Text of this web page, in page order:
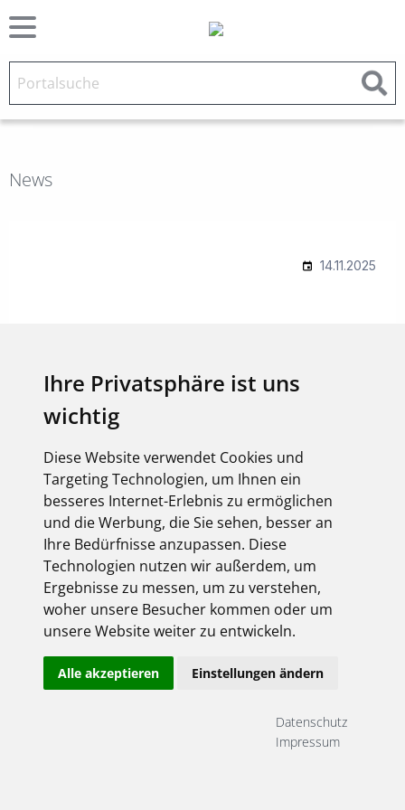
Ihre Privatsphäre ist uns
wichtig
Diese Website verwendet Cookies und
Targeting Technologien, um Ihnen ein
besseres Internet-Erlebnis zu ermöglichen
und die Werbung, die Sie sehen, besser an
Ihre Bedürfnisse anzupassen. Diese
Technologien nutzen wir außerdem, um
Ergebnisse zu messen, um zu verstehen,
woher unsere Besucher kommen oder um
unsere Website weiter zu entwickeln.
Alle akzeptieren Einstellungen ändern
Datenschutz
Impressum
News